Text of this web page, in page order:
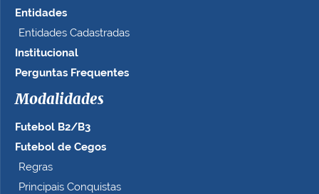
Entidades
Entidades Cadastradas
Institucional
Perguntas Frequentes
Modalidades
Futebol B2/B3
Futebol de Cegos
Regras
Principais Conquistas